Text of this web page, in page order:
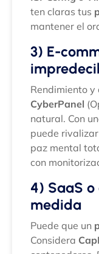
ten claras tus
mantener el
3) E-
Rendimiento y
CyberPanel
natural. Con
puede
paz mental
con
4) SaaS
medida
Puede que un
Considera